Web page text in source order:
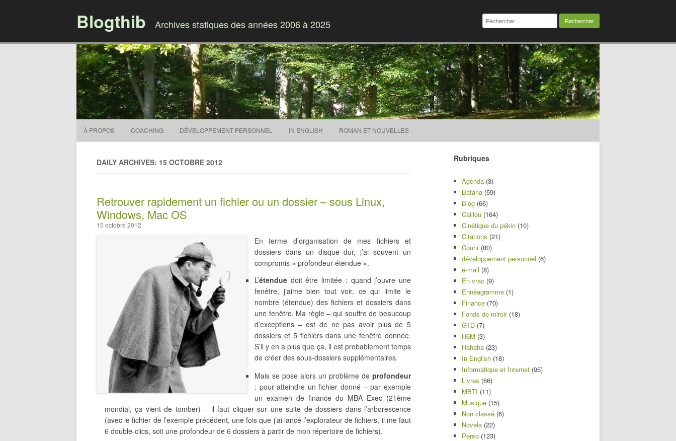
Blogthib Archives statiques des années 2006 à 2025
Rechercher :
À PROPOS COACHING DÉVELOPPEMENT PERSONNEL IN ENGLISH ROMAN ET NOUVELLES
DAILY ARCHIVES: 15 OCTOBRE 2012
Retrouver rapidement un fichier ou un dossier – sous Linux,
Windows, Mac OS
15 octobre 2012
En terme d’organisation de mes fichiers et
dossiers dans un disque dur, j’ai souvent un
compromis « profondeur-étendue ».
L’étendue doit être limitée : quand j’ouvre une
fenêtre, j’aime bien tout voir, ce qui limite le
nombre (étendue) des fichiers et dossiers dans
une fenêtre. Ma règle – qui souffre de beaucoup
d’exceptions – est de ne pas avoir plus de 5
dossiers et 5 fichiers dans une fenêtre donnée.
S’il y en a plus que ça, il est probablement temps
de créer des sous-dossiers supplémentaires.
Mais se pose alors un problème de profondeur
: pour atteindre un fichier donné – par exemple
un examen de finance du MBA Exec (21ème
mondial, ça vient de tomber) – il faut cliquer sur une suite de dossiers dans l’arborescence
(avec le fichier de l’exemple précédent, une fois que j’ai lancé l’explorateur de fichiers, il me faut
6 double-clics, soit une profondeur de 6 dossiers à partir de mon répertoire de fichiers).
Rubriques
Agenda (3)
Batana (59)
Blog (66)
Caillou (164)
Cinétique du pékin (10)
Citations (21)
Courir(80)
développement personnel (6)
e-mail (8)
En vrac (9)
Ennéagramme (1)
Finance (70)
Fonds de miroir(18)
GTD (7)
H6M (3)
Hahaha (23)
In English (18)
Informatique et Internet (95)
Livres (66)
MBTI (11)
Musique (15)
Non classé (6)
Novela (22)
Perso (123)